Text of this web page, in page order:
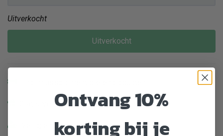
Uitverkocht
Uitverkocht
Gratis Verzending vanaf € 39,-
Veilig en gemakkelijk betalen
Ontvang 10%
korting bij je